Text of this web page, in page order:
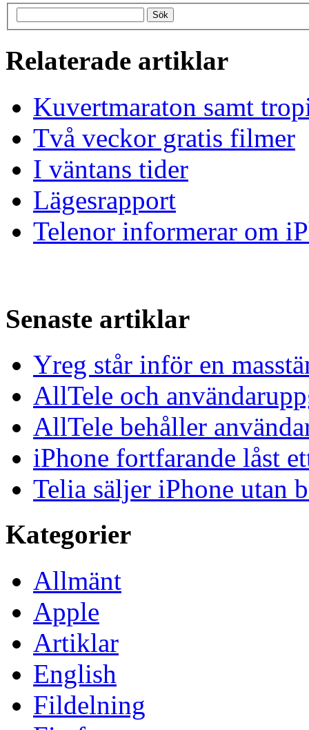
Relaterade artiklar
Kuvertmaraton samt
Två veckor gratis filmer
I väntans tider
Lägesrapport
Telenor informerar om
Senaste artiklar
Yreg står inför en
AllTele och
AllTele behåller
iPhone fortfarande låst
Telia säljer iPhone utan
Kategorier
Allmänt
Apple
Artiklar
English
Fildelning